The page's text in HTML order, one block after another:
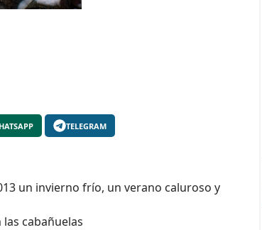
TELEGRAM
un invierno frío, un verano caluroso y
cabañuelas